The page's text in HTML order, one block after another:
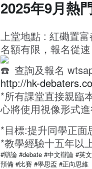
2025年9月熱
上堂地點 : 紅磡置
名額有限，報名從
查詢及報名
http://hk-
*所有課堂直接親臨
心將使用視像形式
*目標:提升同學正
*教學經驗十五年以
#辯論 #debate #中文辯論 #英
預備 #比賽 #學思盃 #正向思維